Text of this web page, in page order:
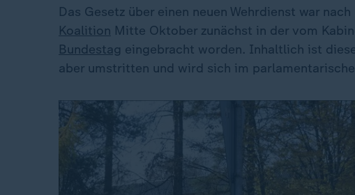
Das Gesetz über einen neuen Wehrdienst war
Koalition Mitte Oktober zunächst in der vom
Bundestag eingebracht worden. Inhaltlich ist
aber umstritten und wird sich im